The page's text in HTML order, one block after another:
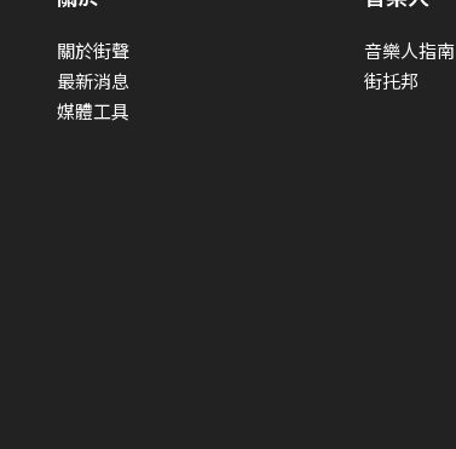
關於街聲
最新消息
媒體工具
音樂人指南
街托邦